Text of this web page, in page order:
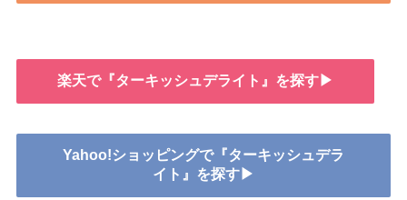
楽天で『ターキッシュデライト』を探す▶
Yahoo!ショッピングで『ターキッシュデラ
イト』を探す▶